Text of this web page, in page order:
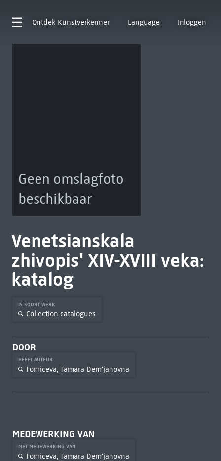
Ontdek Kunstverkenner Language Inloggen
Geen omslagfoto
beschikbaar
Venetsianskala
zhivopisʹ XIV-XVIII veka:
katalog
IS SOORT WERK
Collection catalogues
DOOR
HEEFT AUTEUR
Fomiceva, Tamara Dem'janovna
MEDEWERKING VAN
MET MEDEWERKING VAN
Fomiceva, Tamara Dem'janovna